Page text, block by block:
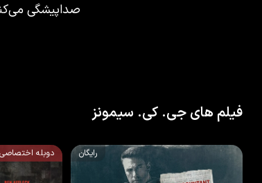
صداپیشگی
فیلم های جی. کی. سیمونز
رایگان دوبله اختصاصی